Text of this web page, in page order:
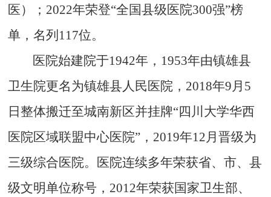
医）； 2022年荣登“全国县级医院300强”榜
单，名列 117位。
医院始建院于1942年， 1953年由镇雄县
卫生院更名为镇雄县人民医院， 2018年9月 5
日整体搬迁至城南新区并挂牌“四川大学华西
医院区域联盟中心医院” ， 2019年12月晋级为
三级综合医院。医院连续多年荣获省、市、县
级文明单位称号， 2012年荣获国家卫生部、